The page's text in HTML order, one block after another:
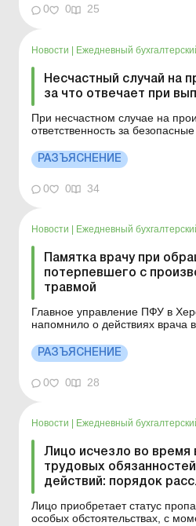
возвращаются к работе, а также
пострадавших в результате
Закон Украины «...
0 0 25
Новости | Ежедневный
Несчастный случай на
за что отвечает при
При несчастном случае на
ответственность за
распределяются обязанности
подрядчиками и работниками
всего приводят к
Больше по т...
РАЗЪЯСНЕНИЕ
0 0 34
Новости | Ежедневный
Памятка врачу при
потерпевшего с
травмой
Главное управление ПФУ в
напомнило о действиях врача
на производстве. Больше по теме: Страхование
пенсионное и медицинское
действует разница по налогу на
лицензия...
РАЗЪЯСНЕНИЕ
0 0 28
Новости Ежедневный
Лицо исчезло во время
трудовых
действий: порядок
Лицо приобретает статус
особых обстоятельствах, с